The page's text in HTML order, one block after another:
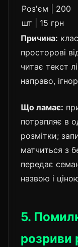
Роз'єм | 200
шт | 15 грн
Причина:
просторові
читає текст
направо,
Що ламає:
потрапляє в
розмітки;
матчиться з
передає
назвою і
5.
розриви